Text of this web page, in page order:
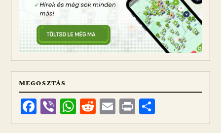
MEGOSZTÁS
Facebook
ViberWhatsApp
Reddit
Email
Print
meg